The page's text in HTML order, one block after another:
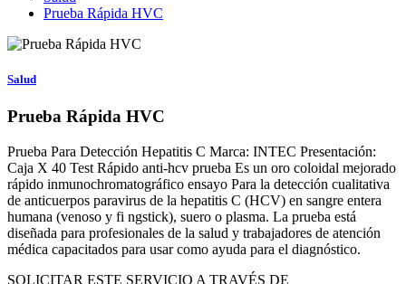
Prueba Rápida HVC
Salud
Prueba Rápida HVC
Prueba Para Detección Hepatitis C Marca: INTEC Presentación:
Caja X 40 Test Rápido anti-hcv prueba Es un oro coloidal mejorado
rápido inmunochromatográfico ensayo Para la detección cualitativa
de anticuerpos paravirus de la hepatitis C (HCV) en sangre entera
humana (venoso y fi ngstick), suero o plasma. La prueba está
diseñada para profesionales de la salud y trabajadores de atención
médica capacitados para usar como ayuda para el diagnóstico.
SOLICITAR ESTE SERVICIO A TRAVÉS DE